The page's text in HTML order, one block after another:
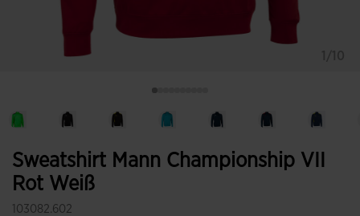
Sweatshirt Mann Championship VII
Rot Weiß
103082.602